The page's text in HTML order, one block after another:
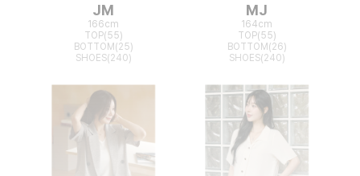
JM
166cm
TOP(55)
BOTTOM(25)
SHOES(240)
MJ
164cm
TOP(55)
BOTTOM(26)
SHOES(240)